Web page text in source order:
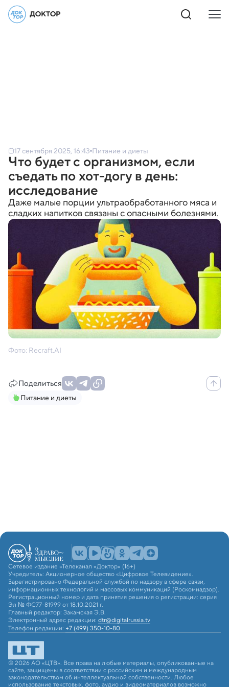
17 сентября 2025, 16:43 Питание и диеты
Что будет с организмом, если
съедать по хот-догу в день:
исследование
Даже малые порции ультраобработанного мяса и
сладких напитков связаны с опасными болезнями.
Фото: Recraft.AI
Поделиться
Питание и диеты
Сетевое издание «Телеканал «Доктор» (16+)
Учредитель: Акционерное общество «Цифровое Телевидение».
Зарегистрировано Федеральной службой по надзору в сфере связи,
информационных технологий и массовых коммуникаций (Роскомнадзор).
Регистрационный номер и дата принятия решения о регистрации: серия
Эл № ФС77-81999 от 18.10.2021 г.
Главный редактор: Закамская Э.В.
Электронный адрес редакции: dtr@digitalrussia.tv
Телефон редакции: +7 (499) 350-10-80
© 2026 АО «ЦТВ». Все права на любые материалы, опубликованные на
сайте, защищены в соответствии с российским и международным
законодательством об интеллектуальной собственности. Любое
использование текстовых, фото, аудио и видеоматериалов возможно